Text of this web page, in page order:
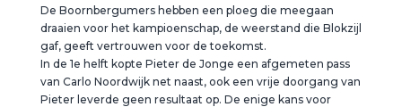
De Boornbergumers hebben een ploeg die meegaan
draaien voor het kampioenschap, de weerstand die Blokzijl
gaf, geeft vertrouwen voor de toekomst.
In de 1e helft kopte Pieter de Jonge een afgemeten pass
van Carlo Noordwijk net naast, ook een vrije doorgang van
Pieter leverde geen resultaat op. De enige kans voor